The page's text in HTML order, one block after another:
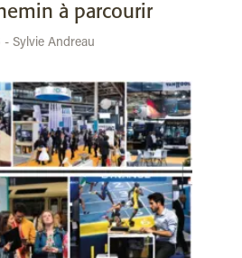
à parcourir
Sylvie Andreau